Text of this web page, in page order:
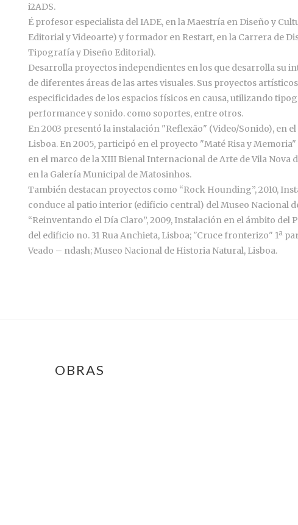
i2ADS.
É profesor especialista del IADE, en la Maestría en Diseño y
Editorial y Videoarte) y formador en Restart, en la Carrera de
Tipografía y Diseño Editorial).
Desarrolla proyectos independientes en los que desarrolla su
de diferentes áreas de las artes visuales. Sus proyectos
especificidades de los espacios físicos en causa, utilizando
performance y sonido. como soportes, entre otros.
En 2003 presentó la instalación "Reflexão" (Video/Sonido), en
Lisboa. En 2005, participó en el proyecto "Maté Risa y
en el marco de la XIII Bienal Internacional de Arte de Vila Nova
en la Galería Municipal de Matosinhos.
También destacan proyectos como “Rock Hounding”, 2010,
conduce al patio interior (edificio central) del Museo Nacional
“Reinventando el Día Claro”, 2009, Instalación en el ámbito del
del edificio no. 31 Rua Anchieta, Lisboa; "Cruce fronterizo" 1ª
Veado – ndash; Museo Nacional de Historia Natural, Lisboa.
OBRAS